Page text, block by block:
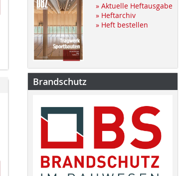
» Aktuelle Heftausgabe
» Heftarchiv
» Heft bestellen
Brandschutz